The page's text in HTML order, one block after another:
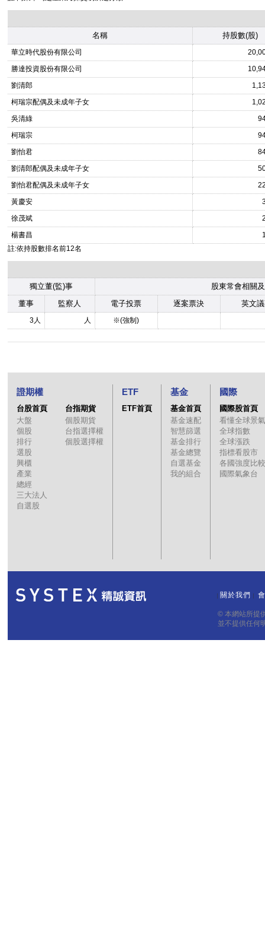
名稱 持股數(股)
華立時代股份有限公司
勝達投資股份有限公司
劉清郎
柯瑞宗配偶及未成年子女
吳清綠
柯瑞宗
劉怡君
劉清郎配偶及未成年子女
劉怡君配偶及未成年子女
黃慶安
徐茂斌
楊書昌
註:依持股數排名前12名
獨立董(監)事
股東常會相關
董事
監察人 電子投票 逐案票決 英文
3人 人 ※(強制)
證期權
台股首頁
大盤
個股
排行
選股
興櫃
產業
總經
三大法人
自選股
台指期貨
個股期貨
台指選擇權
個股選擇權
ETF
ETF首頁
基金
基金首頁
基金速配
智慧篩選
基金排行
基金總覽
自選基金
我的組合
國際
國際股首頁
看懂全球景氣
全球指數
全球漲跌
指標看股市
各國強度比較
國際氣象台
關於我們
© 本網站所提
並不提供任何